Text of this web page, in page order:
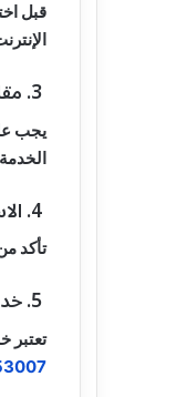
قبل
يجب
تأكد
تعتبر